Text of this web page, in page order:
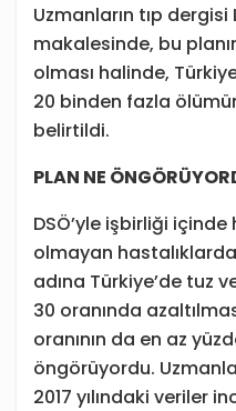
Uzmanların tıp
makalesinde, bu
olması halinde,
20 binden fazla
belirtildi.
PLAN NE
DSÖ’yle işbirliği içinde
olmayan
adına Türkiye’de tuz
30 oranında
oranının da en az
öngörüyordu.
2017 yılındaki veriler